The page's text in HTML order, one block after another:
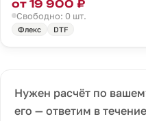
от 19 900 ₽
Свободно: 0 шт.
Флекс DTF
Нужен расчёт по
его — ответим в